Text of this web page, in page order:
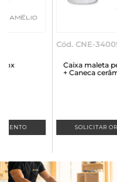
Cód. CNE-34009
Caixa maleta personalizada
+ Caneca cerâmica 300ml
SOLICITAR ORÇAMENTO